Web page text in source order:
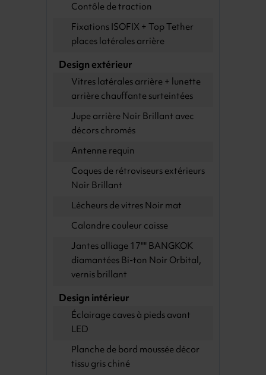
Contôle de traction
Fixations ISOFIX + Top Tether
places latérales arrière
Design extérieur
Vitres latérales arrière + lunette
arrière chauffante surteintées
Jupe arrière Noir Brillant avec
décors chromés
Antenne requin
Coques de rétroviseurs extérieurs
Noir Brillant
Lécheurs de vitres Noir mat
Calandre couleur caisse
Jantes alliage 17"" BANGKOK
diamantées Bi-ton Noir Orbital,
vernis brillant
Design intérieur
Éclairage caves à pieds avant
LED
Planche de bord moussée décor
tissu gris chiné